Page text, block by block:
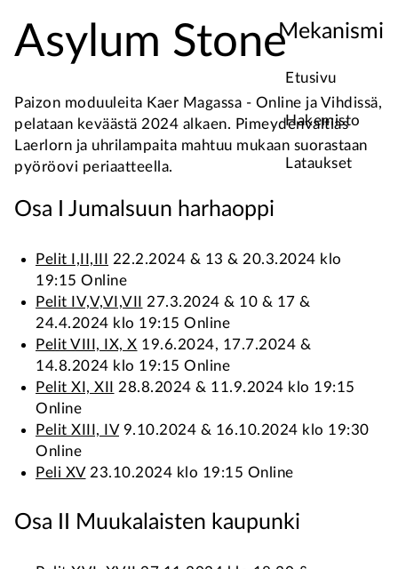
Mekanismi
Etusivu
Hakemisto
Lataukset
Asylum Stone
Paizon moduuleita Kaer Magassa - Online ja Vihdissä,
pelataan keväästä 2024 alkaen. Pimeydenvaltias
Laerlorn ja uhrilampaita mahtuu mukaan suorastaan
pyöröovi periaatteella.
Osa I Jumalsuun harhaoppi
Pelit I,II,III
22.2.2024 & 13 & 20.3.2024 klo
19:15 Online
Pelit IV,V,VI,VII
27.3.2024 & 10 & 17 &
24.4.2024 klo 19:15 Online
Pelit VIII, IX, X 19.6.2024, 17.7.2024 &
14.8.2024 klo 19:15 Online
Pelit XI, XII
28.8.2024 & 11.9.2024 klo 19:15
Online
Pelit XIII, IV9.10.2024 & 16.10.2024 klo 19:30
Online
Peli XV23.10.2024 klo 19:15 Online
Osa II Muukalaisten kaupunki